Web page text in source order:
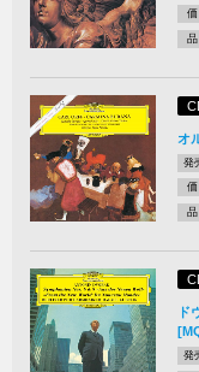
オ
発
ド
発